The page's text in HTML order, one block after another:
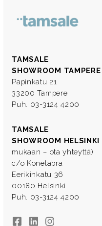
TAMSALE
SHOWROOM TAMPERE
Papinkatu 21
33200 Tampere
Puh. 03-3124 4200
TAMSALE
SHOWROOM HELSINKI
mukaan – ota yhteyttä)
c/o Konelabra
Eerikinkatu 36
00180 Helsinki
Puh. 03-3124 4200
FacebookLinkedInInstagram